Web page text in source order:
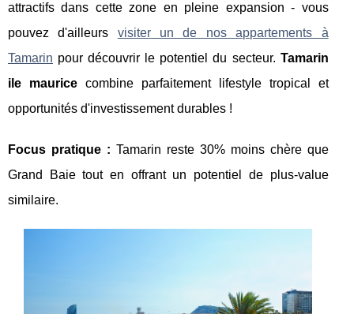
attractifs dans cette zone en pleine expansion - vous
pouvez d'ailleurs visiter un de nos appartements à
Tamarin pour découvrir le potentiel du secteur. Tamarin
ile mauricecombine parfaitement lifestyle tropical et
opportunités d'investissementdurables !
Focus pratique : Tamarin reste 30% moins chère que
Grand Baie tout en offrant un potentiel de plus-value
similaire.